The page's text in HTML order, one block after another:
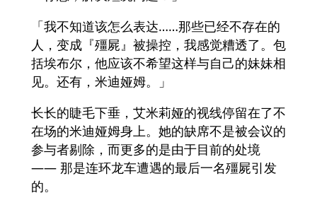
「我不知道该怎么表达……那些已经不存在的
人，变成『殭屍』被操控，我感觉糟透了。包
括埃布尔，他应该不希望这样与自己的妹妹相
见。还有，米迪娅姆。」
长长的睫毛下垂，艾米莉娅的视线停留在了不
在场的米迪娅姆身上。她的缺席不是被会议的
参与者剔除，而更多的是由于目前的处境
—— 那是连环龙车遭遇的最后一名殭屍引发
的。